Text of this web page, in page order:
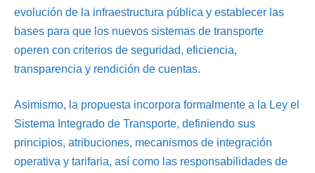
evolución de la infraestructura pública y establecer las
bases para que los nuevos sistemas de transporte
operen con criterios de seguridad, eficiencia,
transparencia y rendición de cuentas.
Asimismo, la propuesta incorpora formalmente a la Ley el
Sistema Integrado de Transporte, definiendo sus
principios, atribuciones, mecanismos de integración
operativa y tarifaria, así como las responsabilidades de